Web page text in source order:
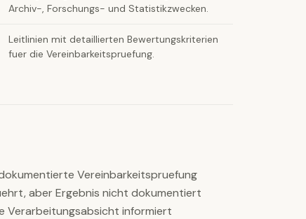
Archiv-, Forschungs- und Statistikzwecken.
Leitlinien mit detaillierten Bewertungskriterien
fuer die Vereinbarkeitspruefung.
Vereinbarkeitspruefung
aber Ergebnis nicht dokumentiert
Verarbeitungsabsicht informiert